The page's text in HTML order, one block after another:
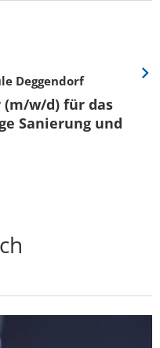
Deggendorf
(m/w/d) für das
Sanierung und
Eine